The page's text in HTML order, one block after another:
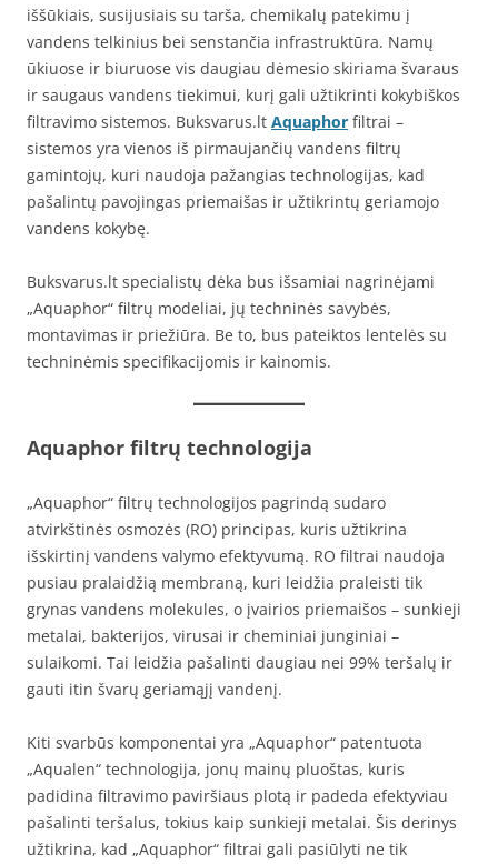
iššūkiais, susijusiais su tarša, chemikalų patekimu į
vandens telkinius bei senstančia infrastruktūra. Namų
ūkiuose ir biuruose vis daugiau dėmesio skiriama švaraus
ir saugaus vandens tiekimui, kurį gali užtikrinti kokybiškos
filtravimo sistemos. Buksvarus.lt Aquaphor filtrai –
sistemos yra vienos iš pirmaujančių vandens filtrų
gamintojų, kuri naudoja pažangias technologijas, kad
pašalintų pavojingas priemaišas ir užtikrintų geriamojo
vandens kokybę.
Buksvarus.lt specialistų dėka bus išsamiai nagrinėjami
„Aquaphor“ filtrų modeliai, jų techninės savybės,
montavimas ir priežiūra. Be to, bus pateiktos lentelės su
techninėmis specifikacijomis ir kainomis.
Aquaphor filtrų technologija
„Aquaphor“ filtrų technologijos pagrindą sudaro
atvirkštinės osmozės (RO) principas, kuris užtikrina
išskirtinį vandens valymo efektyvumą. RO filtrai naudoja
pusiau pralaidžią membraną, kuri leidžia praleisti tik
grynas vandens molekules, o įvairios priemaišos – sunkieji
metalai, bakterijos, virusai ir cheminiai junginiai –
sulaikomi. Tai leidžia pašalinti daugiau nei 99% teršalų ir
gauti itin švarų geriamąjį vandenį.
Kiti svarbūs komponentai yra „Aquaphor“ patentuota
„Aqualen“ technologija, jonų mainų pluoštas, kuris
padidina filtravimo paviršiaus plotą ir padeda efektyviau
pašalinti teršalus, tokius kaip sunkieji metalai. Šis derinys
užtikrina, kad „Aquaphor“ filtrai gali pasiūlyti ne tik